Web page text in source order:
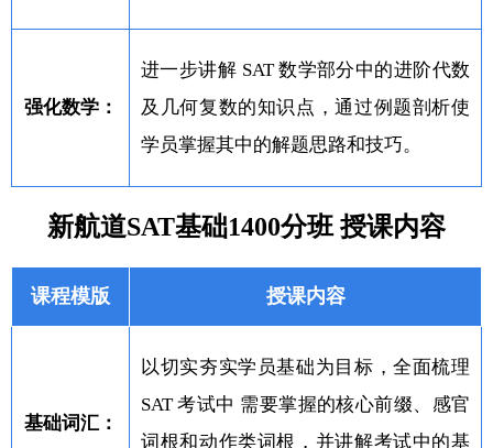
强化数学：
进一步讲解 SAT 数学部分中的进阶代数
及几何复数的知识点，通过例题剖析使
学员掌握其中的解题思路和技巧。
新航道SAT基础1400分班 授课内容
课程模版 授课内容
基础词汇：
以切实夯实学员基础为目标，全面梳理
SAT 考试中 需要掌握的核心前缀、感官
词根和动作类词根，并讲解考试中的基